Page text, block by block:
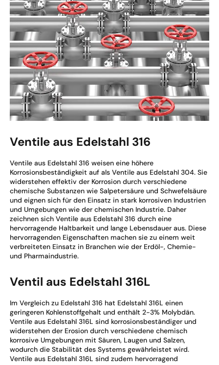
Ventile aus Edelstahl 316
Ventile aus Edelstahl 316 weisen eine höhere
Korrosionsbeständigkeit auf als Ventile aus Edelstahl 304. Sie
widerstehen effektiv der Korrosion durch verschiedene
chemische Substanzen wie Salpetersäure und Schwefelsäure
und eignen sich für den Einsatz in stark korrosiven Industrien
und Umgebungen wie der chemischen Industrie. Daher
zeichnen sich Ventile aus Edelstahl 316 durch eine
hervorragende Haltbarkeit und lange Lebensdauer aus. Diese
hervorragenden Eigenschaften machen sie zu einem weit
verbreiteten Einsatz in Branchen wie der Erdöl-, Chemie-
und Pharmaindustrie.
Ventil aus Edelstahl 316L
Im Vergleich zu Edelstahl 316 hat Edelstahl 316L einen
geringeren Kohlenstoffgehalt und enthält 2-3% Molybdän.
Ventile aus Edelstahl 316L sind korrosionsbeständiger und
widerstehen der Erosion durch verschiedene chemisch
korrosive Umgebungen mit Säuren, Laugen und Salzen,
wodurch die Stabilität des Systems gewährleistet wird.
Ventile aus Edelstahl 316L sind zudem hervorragend